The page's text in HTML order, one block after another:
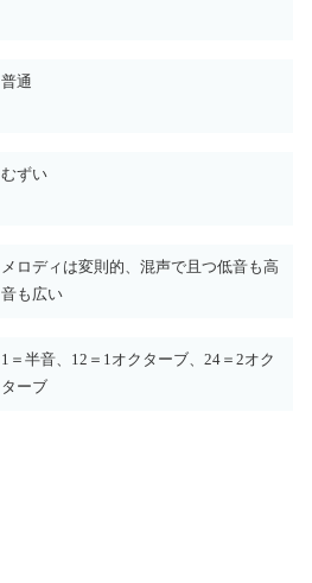
普通
むずい
メロディは変則的、混声で且つ低音も高
音も広い
1＝半音、12＝1オクターブ、24＝2オク
ターブ